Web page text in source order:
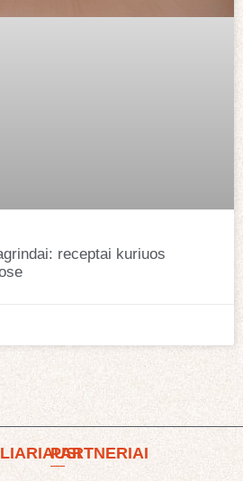
receptai kuriuos
PARTNERIAI